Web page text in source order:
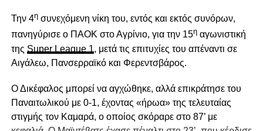
Την 4ησυνεχόμενη νίκη του, εντός και εκτός συνόρων,
πανηγύρισε ο ΠΑΟΚ στο Αγρίνιο, για την 15ηαγωνιστική
της Super League 1, μετά τις επιτυχίες του απέναντι σε
Αιγάλεω, Πανσερραϊκό και Φερεντσβάρος.
Ο Δικέφαλος μπορεί να αγχώθηκε, αλλά επικράτησε του
Παναιτωλικού με 0-1, έχοντας «ήρωα» της τελευταίας
στιγμής τον Καμαρά, ο οποίος σκόραρε στο 87’ με